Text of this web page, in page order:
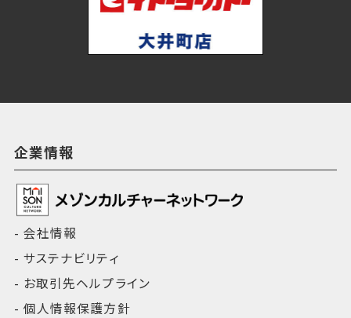
企業情報
会社情報
サステナビリティ
お取引先ヘルプライン
個人情報保護方針